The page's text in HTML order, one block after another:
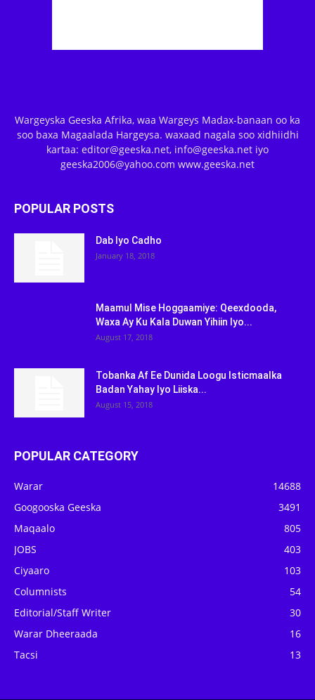
Wargeyska Geeska Afrika, waa Wargeys Madax-banaan oo ka
soo baxa Magaalada Hargeysa. waxaad nagala soo xidhiidhi
kartaa: editor@geeska.net, info@geeska.net iyo
geeska2006@yahoo.com www.geeska.net
POPULAR POSTS
Dab Iyo Cadho
January 18, 2018
Maamul Mise Hoggaamiye: Qeexdooda,
Waxa Ay Ku Kala Duwan Yihiin Iyo...
August 17, 2018
Tobanka Af Ee Dunida Loogu Isticmaalka
Badan Yahay Iyo Liiska...
August 15, 2018
POPULAR CATEGORY
Warar
14688
Googooska Geeska
3491
Maqaalo
805
JOBS
403
Ciyaaro
103
Columnists
54
Editorial/Staff Writer
30
Warar Dheeraada
16
Tacsi
13